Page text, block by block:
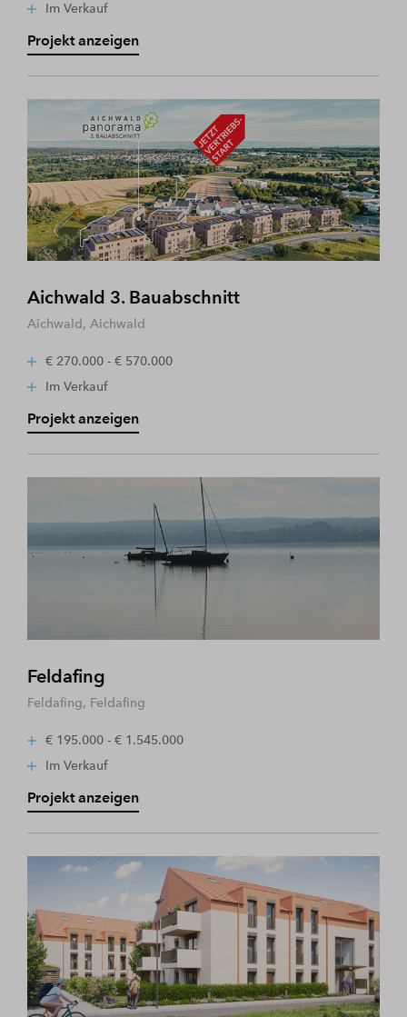
Im Verkauf
Projekt anzeigen
Aichwald 3. Bauabschnitt
Aichwald, Aichwald
€ 270.000 - € 570.000
Im Verkauf
Projekt anzeigen
Feldafing
Feldafing, Feldafing
€ 195.000 - € 1.545.000
Im Verkauf
Projekt anzeigen